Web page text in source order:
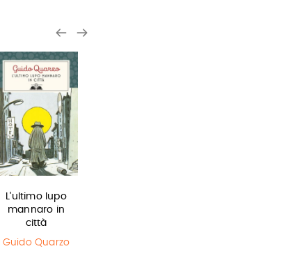
L'ultimo lupo
mannaro in
città
Guido Quarzo